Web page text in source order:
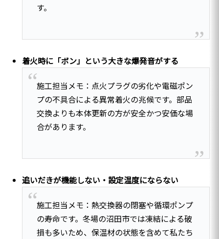
す。
着火時に「ボン」という大きな爆発音がする
施工担当メモ：点火プラグの劣化や電磁ポン
プの不具合による異常着火の兆候です。部品
交換よりも本体更新の方が安全かつ安価な場
合があります。
追いだきが機能しない・設定温度にならない
施工担当メモ：熱交換器の閉塞や循環ポンプ
の寿命です。冬場の沼田市では凍結による破
損も多いため、保温材の状態を含めて私たち